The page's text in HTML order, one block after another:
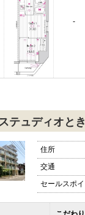
-
テュディオと
住所
交通
セールスポ